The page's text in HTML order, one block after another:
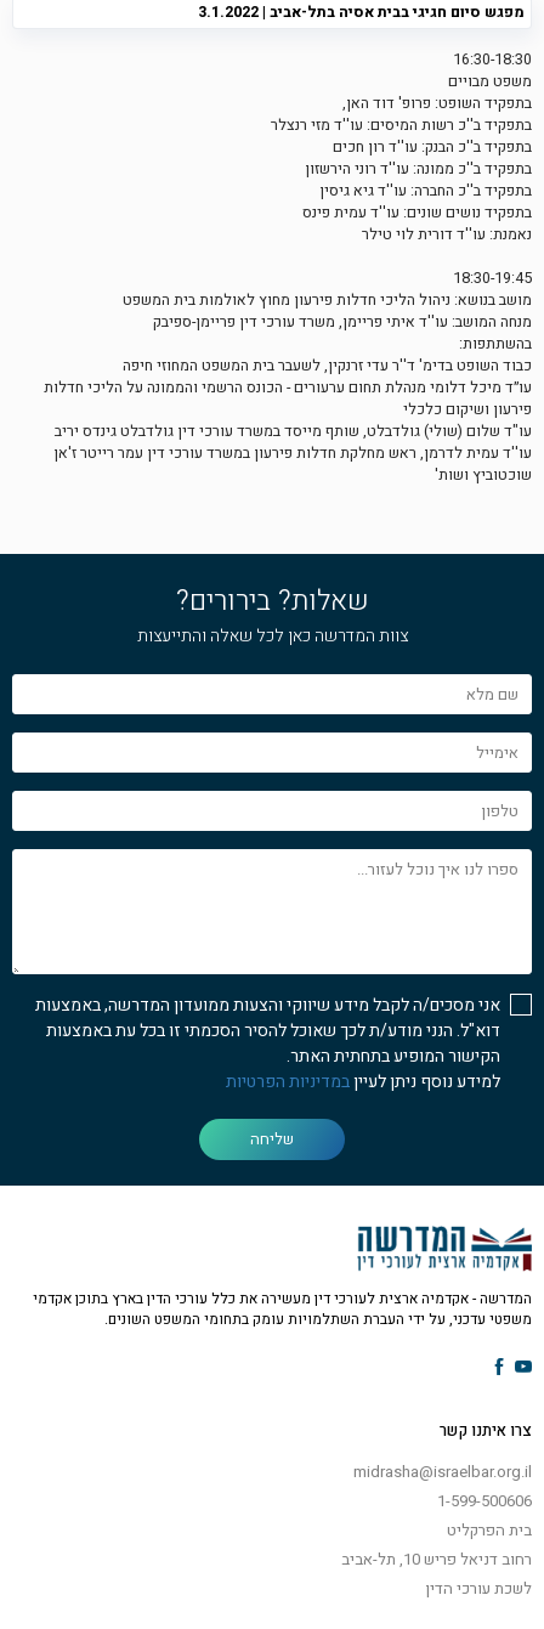
מפגש סיום חגיגי בבית אסיה בתל-אביב | 3.1.2022
16:30-18:30
משפט מבויים
בתפקיד השופט: פרופ' דוד האן,
בתפקיד ב''כ רשות המיסים: עו''ד מזי רנצלר
בתפקיד ב''כ הבנק: עו''ד רון חכים
בתפקיד ב''כ ממונה: עו''ד רוני הירשזון
בתפקיד ב''כ החברה: עו''ד גיא גיסין
בתפקיד נושים שונים: עו''ד עמית פינס
נאמנת: עו''ד דורית לוי טילר
18:30-19:45
מושב בנושא: ניהול הליכי חדלות פירעון מחוץ לאולמות בית המשפט
מנחה המושב: עו''ד איתי פריימן, משרד עורכי דין פריימן-ספיבק
בהשתתפות:
כבוד השופט בדימ' ד''ר עדי זרנקין, לשעבר בית המשפט המחוזי חיפה
עו״ד מיכל דלומי מנהלת תחום ערעורים - הכונס הרשמי והממונה על הליכי חדלות
פירעון ושיקום כלכלי
עו"ד שלום (שולי) גולדבלט, שותף מייסד במשרד עורכי דין גולדבלט גינדס יריב
עו''ד עמית לדרמן, ראש מחלקת חדלות פירעון במשרד עורכי דין עמר רייטר ז'אן
שוכטוביץ ושות'
שאלות? בירורים?
צוות המדרשה כאן לכל שאלה והתייעצות
שם
מלא
אימייל
טלפון
ספרו
לנו
אני מסכים/ה לקבל מידע שיווקי והצעות ממועדון המדרשה, באמצעות
דוא"ל. הנני מודע/ת לכך שאוכל להסיר הסכמתי זו בכל עת באמצעות
הקישור המופיע בתחתית האתר.
למידע נוסף ניתן לעייןבמדיניות הפרטיות
שליחה
המדרשה - אקדמיה ארצית לעורכי דין מעשירה את כלל עורכי הדין בארץ בתוכן אקדמי
משפטי עדכני, על ידי העברת השתלמויות עומק בתחומי המשפט השונים.
צרו איתנו קשר
midrasha@israelbar.org.il
1-599-500606
בית הפרקליט
רחוב דניאל פריש 10, תל-אביב
לשכת עורכי הדין